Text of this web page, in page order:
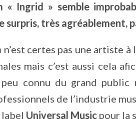
« Ingrid » semble
surpris, très agréablement,
n’est certes pas une artiste
mais c’est aussi cela
connu du grand
de l’industrie
Universal Music pour la